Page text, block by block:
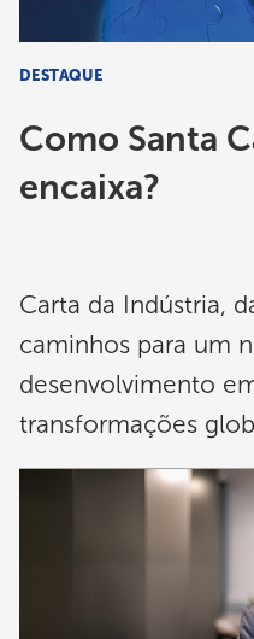
DESTAQUE
Como Santa
encaixa?
Carta da Indústria,
caminhos para um
desenvolvimento
transformações